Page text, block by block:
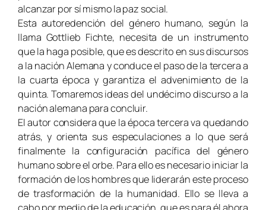
alcanzar por sí mismo la paz social.
Esta autoredención del género humano, según la
llama Gottlieb Fichte, necesita de un instrumento
que la haga posible, que es descrito en sus discursos
a la nación Alemana y conduce el paso de la tercera a
la cuarta época y garantiza el advenimiento de la
quinta. Tomaremos ideas del undécimo discurso a la
nación alemana para concluir.
El autor considera que la época tercera va quedando
atrás, y orienta sus especulaciones a lo que será
finalmente la configuración pacífica del género
humano sobre el orbe. Para ello es necesario iniciar la
formación de los hombres que liderarán este proceso
de trasformación de la humanidad. Ello se lleva a